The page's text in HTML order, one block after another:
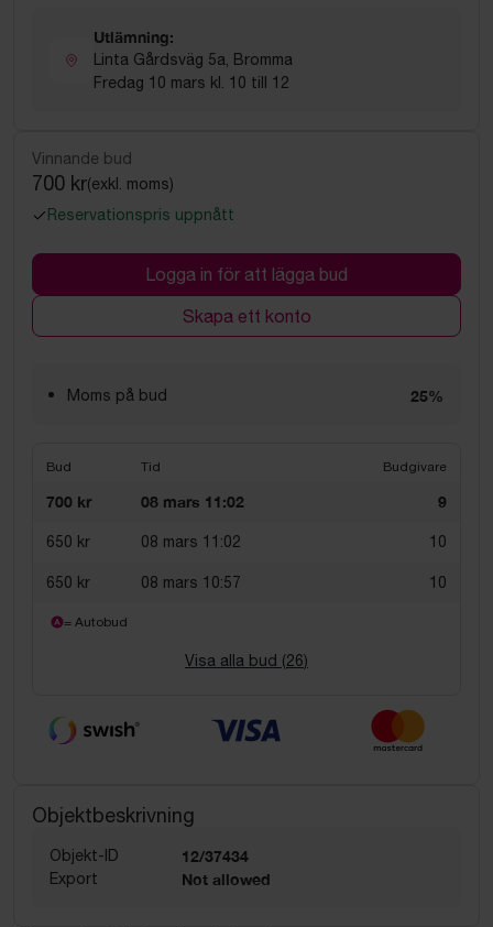
Utlämning:
Linta Gårdsväg 5a, Bromma
Fredag 10 mars kl. 10 till 12
Vinnande bud
700 kr(exkl. moms)
Reservationspris uppnått
Logga in för att lägga bud
Skapa ett konto
Moms på bud 25%
Bud Tid Budgivare
700 kr 08 mars 11:02 9
650 kr 08 mars 11:02 10
650 kr 08 mars 10:57 10
= Autobud
Visa alla bud (26)
Objektbeskrivning
Objekt-ID 12/37434
Export Not allowed